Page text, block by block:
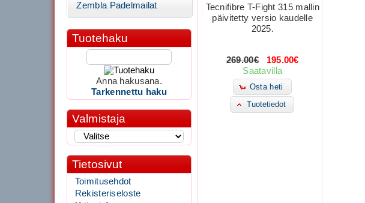
Tecnifibre T-Fight 315 mallin
päivitetty versio kaudelle
2025.
269.00€
195.00€
Saatavilla
Osta heti
Tuotetiedot
Zembla Padelmailat
Tuotehaku
Anna hakusana.
Tarkennettu haku
Valmistaja
Tietosivut
Toimitusehdot
Rekisteriseloste